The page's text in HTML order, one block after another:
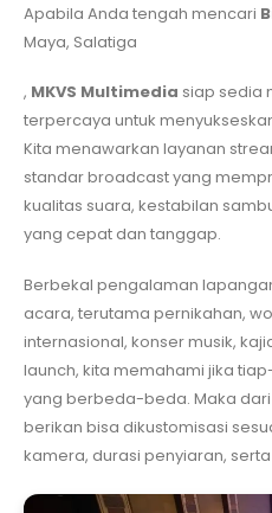
Apabila Anda tengah mencari
Maya, Salatiga
, MKVS Multimedia siap sedia
terpercaya untuk
Kita menawarkan layanan
standar broadcast yang
kualitas suara, kestabilan
yang cepat dan tanggap.
Berbekal pengalaman
acara, terutama pernikahan,
internasional, konser musik,
launch, kita memahami jika
yang berbeda-beda. Maka
berikan bisa dikustomisasi
kamera, durasi penyiaran,